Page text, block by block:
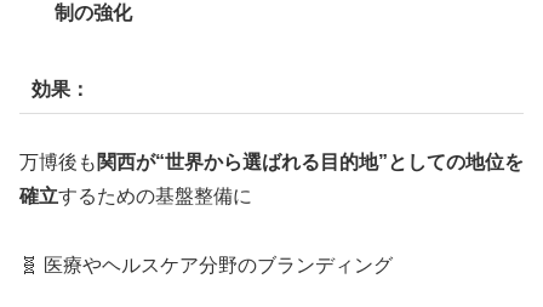
制の強化
効果：
万博後も 関西が“世界から選ばれる目的地”としての地位を
確立するための基盤整備に
🧬 医療やヘルスケア分野のブランディング